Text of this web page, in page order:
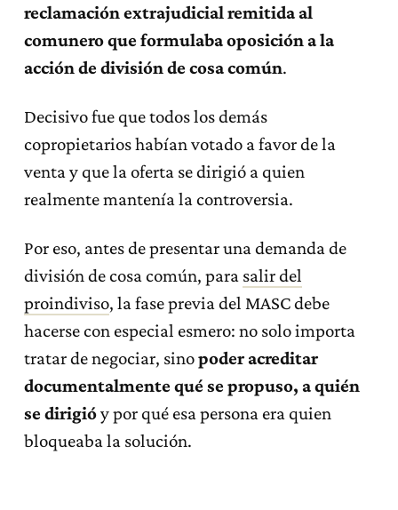
reclamación extrajudicial remitida al
comunero que formulaba oposición a la
acción de división de cosa común.
Decisivo fue que todos los demás
copropietarios habían votado a favor de la
venta y que la oferta se dirigió a quien
realmente mantenía la controversia.
Por eso, antes de presentar una demanda de
división de cosa común, para salir del
proindiviso, la fase previa del MASC debe
hacerse con especial esmero: no solo importa
tratar de negociar, sinopoder acreditar
documentalmente qué se propuso, a quién
se dirigióy por qué esa persona era quien
bloqueaba la solución.